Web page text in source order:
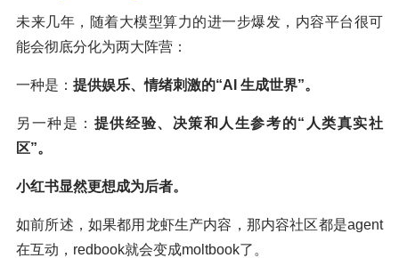
未来几年，随着大模型算力的进一步爆发，内容平台很可
能会彻底分化为两大阵营：
一种是： 提供娱乐、情绪刺激的“AI 生成世界”。
另一种是： 提供经验、决策和人生参考的“人类真实社
区”。
小红书显然更想成为后者。
如前所述，如果都用龙虾生产内容，那内容社区都是agent
在互动，redbook就会变成moltbook了。